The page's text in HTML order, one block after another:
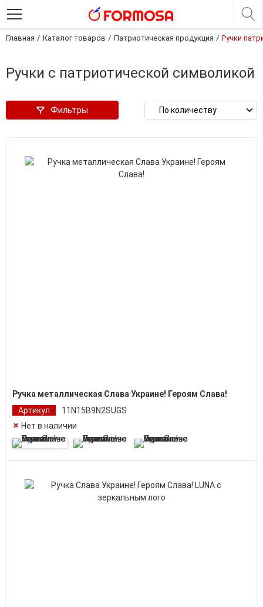
Главная Каталог товаров Патриотическая продукция Ручки
Ручки с патриотической символикой
Фильтры
Ручка металлическая Слава Украине! Героям Слава!
Артикул
11N15B9N2SUGS
Нет в наличии